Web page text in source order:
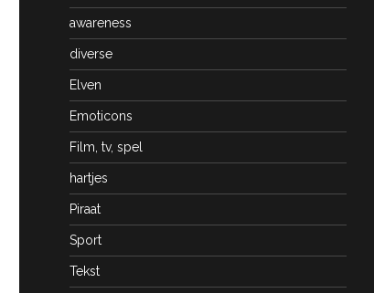
awareness
diverse
Elven
Emoticons
Film, tv, spel
hartjes
Piraat
Sport
Tekst